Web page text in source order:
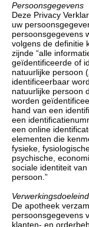
Persoonsgegevens
Deze Privacy
uw
persoonsgegevens
volgens de definitie
zijnde “alle
geïdentificeerde of
natuurlijke persoon
identificeerbaar
natuurlijke persoon
worden
hand van een
een
een online
elementen die
fysieke,
psychische,
sociale identiteit
persoon.”
De apotheek
persoonsgegevens
klanten- en